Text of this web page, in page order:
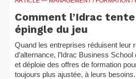
Comment l’Idrac
épingle du jeu
Quand les entreprises réduisent leur
d’alternance, l’Idrac Business
et déploie des offres de formation
toujours plus ajustée, à leurs besoins.